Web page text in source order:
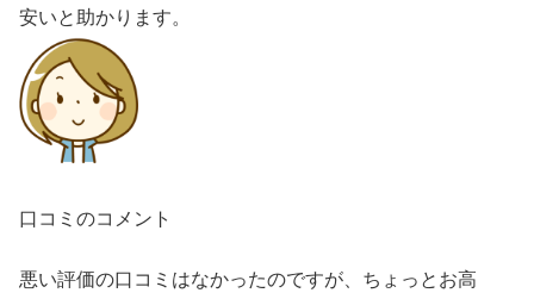
安いと助かります。
口コミのコメント
悪い評価の口コミはなかったのですが、ちょっとお高